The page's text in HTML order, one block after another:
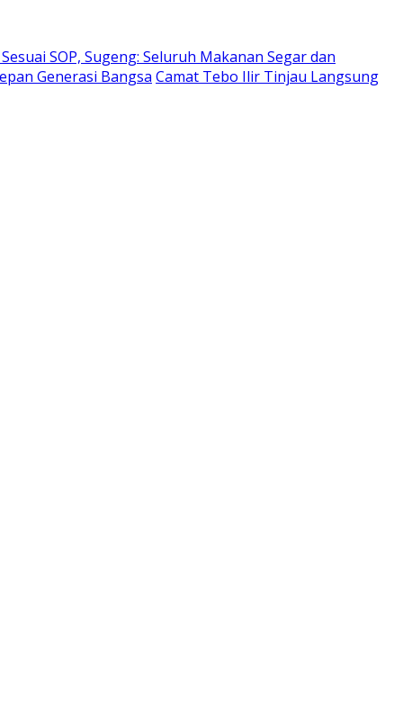
SOP, Sugeng: Seluruh Makanan Segar dan
Generasi Bangsa Camat Tebo Ilir Tinjau Langsung